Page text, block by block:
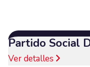
Partido Social
Ver detalles